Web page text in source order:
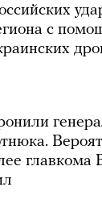
с
главкома